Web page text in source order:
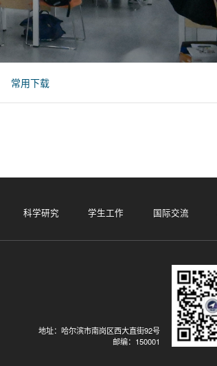
常用下载
科学研究 学生工作 国际交流
地址：哈尔滨市南岗区西大直街92号
邮编：150001